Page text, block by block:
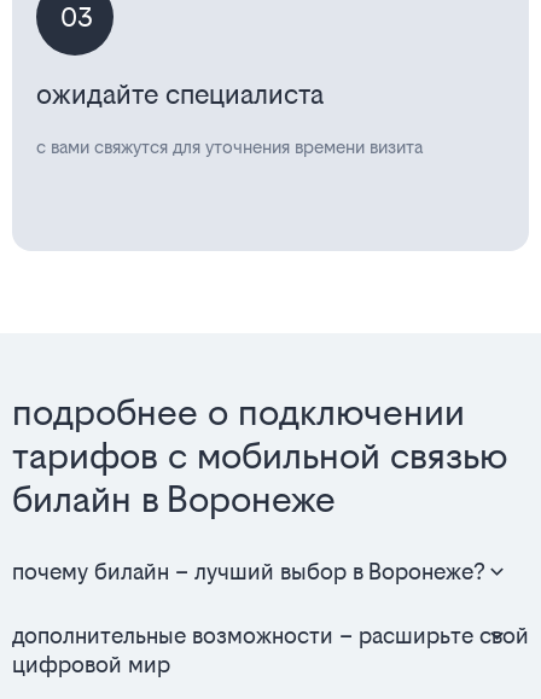
03
ожидайте специалиста
с вами свяжутся для уточнения времени визита
подробнее о подключении
тарифов с мобильной связью
билайн в Воронеже
почему билайн – лучший выбор в Воронеже?
дополнительные возможности – расширьте свой
цифровой мир